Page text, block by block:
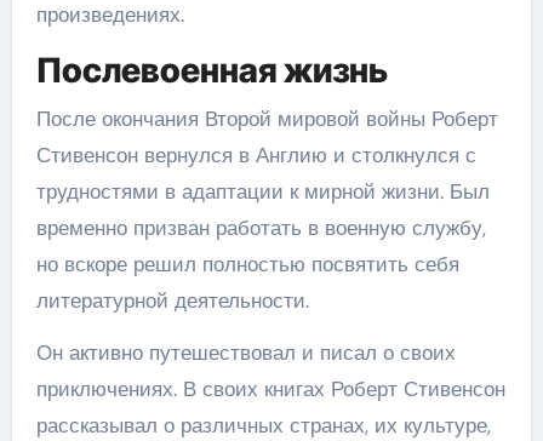
произведениях.
Послевоенная жизнь
После окончания Второй мировой войны Роберт
Стивенсон вернулся в Англию и столкнулся с
трудностями в адаптации к мирной жизни. Был
временно призван работать в военную службу,
но вскоре решил полностью посвятить себя
литературной деятельности.
Он активно путешествовал и писал о своих
приключениях. В своих книгах Роберт Стивенсон
рассказывал о различных странах, их культуре,